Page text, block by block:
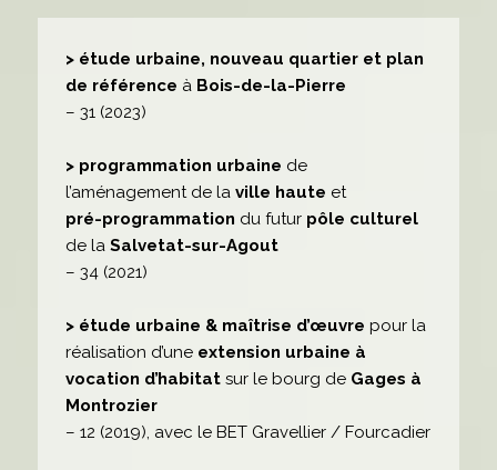
> étude urbaine, nouveau quartier et plan
de référence à Bois-de-la-Pierre
– 31 (2023)
> programmation urbaine de
l’aménagement de la ville haute et
pré-programmation du futur pôle culturel
de la Salvetat-sur-Agout
– 34 (2021)
> étude urbaine & maîtrise d’œuvre pour la
réalisation d’une extension urbaine à
vocation d’habitat sur le bourg de Gages à
Montrozier
– 12 (2019), avec le BET Gravellier / Fourcadier